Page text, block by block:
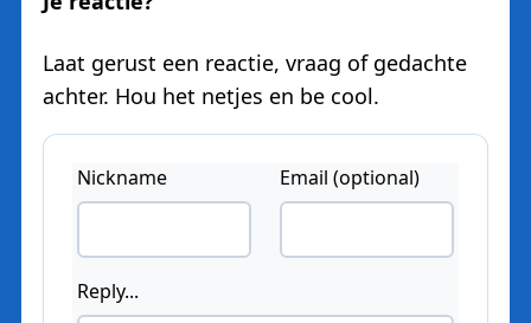
Laat gerust een reactie, vraag of gedachte
achter. Hou het netjes en be cool.